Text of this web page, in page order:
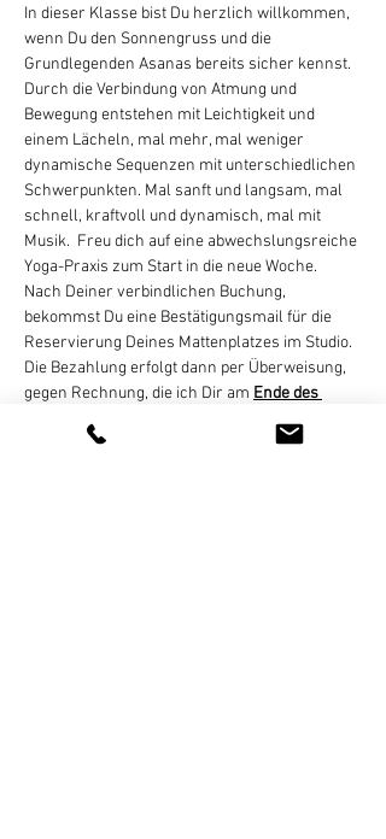
In dieser Klasse bist Du herzlich willkommen,
wenn Du den Sonnengruss und die
Grundlegenden Asanas bereits sicher kennst.
Durch die Verbindung von Atmung und
Bewegung entstehen mit Leichtigkeit und
einem Lächeln, mal mehr, mal weniger
dynamische Sequenzen mit unterschiedlichen
Schwerpunkten. Mal sanft und langsam, mal
schnell, kraftvoll und dynamisch, mal mit
Musik.  Freu dich auf eine abwechslungsreiche
Yoga-Praxis zum Start in die neue Woche.
Nach Deiner verbindlichen Buchung,
bekommst Du eine Bestätigungsmail für die
Reservierung Deines Mattenplatzes im Studio.
Die Bezahlung erfolgt dann per Überweisung,
gegen Rechnung, die ich Dir am Ende des
Monats zusende
(E-Mail).  Eine Zahlung in bar
oder online ist nicht möglich!